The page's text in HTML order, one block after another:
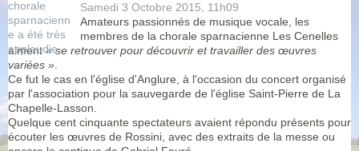
Samedi 3 Octobre 2015, 11h09
Amateurs passionnés de musique vocale, les
membres de la chorale sparnacienne Les Cenelles
aiment« se retrouver pour découvrir et travailler des œuvres
variées »
Ce fut le cas en l'église d'Anglure, à l'occasion du concert organisé
par l'association pour la sauvegarde de l'église Saint-Pierre de La
Chapelle-Lasson.
Quelque cent cinquante spectateurs avaient répondu présents pour
écouter les œuvres de Rossini, avec des extraits de la messe ou